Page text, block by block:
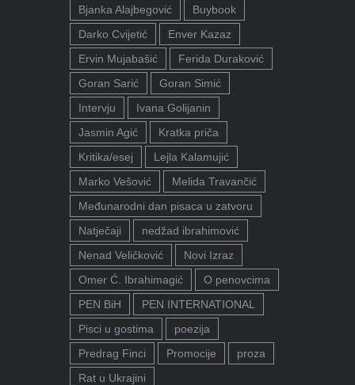
Bjanka Alajbegović
Buybook
Darko Cvijetić
Enver Kazaz
Ervin Mujabašić
Ferida Duraković
Goran Sarić
Goran Simić
Intervju
Ivana Golijanin
Jasmin Agić
Kratka priča
Kritika/esej
Lejla Kalamujić
Marko Vešović
Melida Travančić
Međunarodni dan pisaca u zatvoru
Natječaji
nedžad ibrahimović
Nenad Veličković
Novi Izraz
Omer Ć. Ibrahimagić
O penovcima
PEN BiH
PEN INTERNATIONAL
Pisci u gostima
poezija
Predrag Finci
Promocije
proza
Rat u Ukrajini